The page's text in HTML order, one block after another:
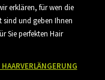
erklären, für wen die
sind und geben Ihnen
Sie perfekten Hair